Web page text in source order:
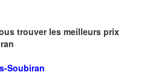
trouver les meilleurs prix
Soubiran